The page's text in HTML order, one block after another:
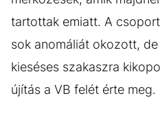
tartottak emiatt. A
sok anomáliát okozott,
kieséses szakaszra
újítás a VB felét érte meg.